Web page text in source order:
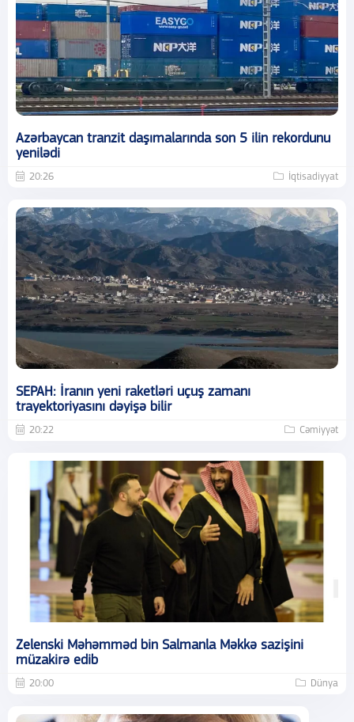
Azərbaycan tranzit daşımalarında son 5 ilin rekordunu
yenilədi
20:26 İqtisadiyyat
SEPAH: İranın yeni raketləri uçuş zamanı
trayektoriyasını dəyişə bilir
20:22 Cəmiyyət
Zelenski Məhəmməd bin Salmanla Məkkə sazişini
müzakirə edib
20:00 Dünya